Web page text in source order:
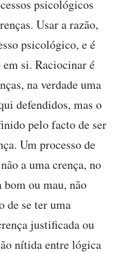
psicológicos
Usar a razão,
psicológico, e é
si. Raciocinar é
na verdade uma
defendidos, mas o
pelo facto de ser
Um processo de
a uma crença, no
ou mau, não
de se ter uma
justificada ou
nítida entre lógica